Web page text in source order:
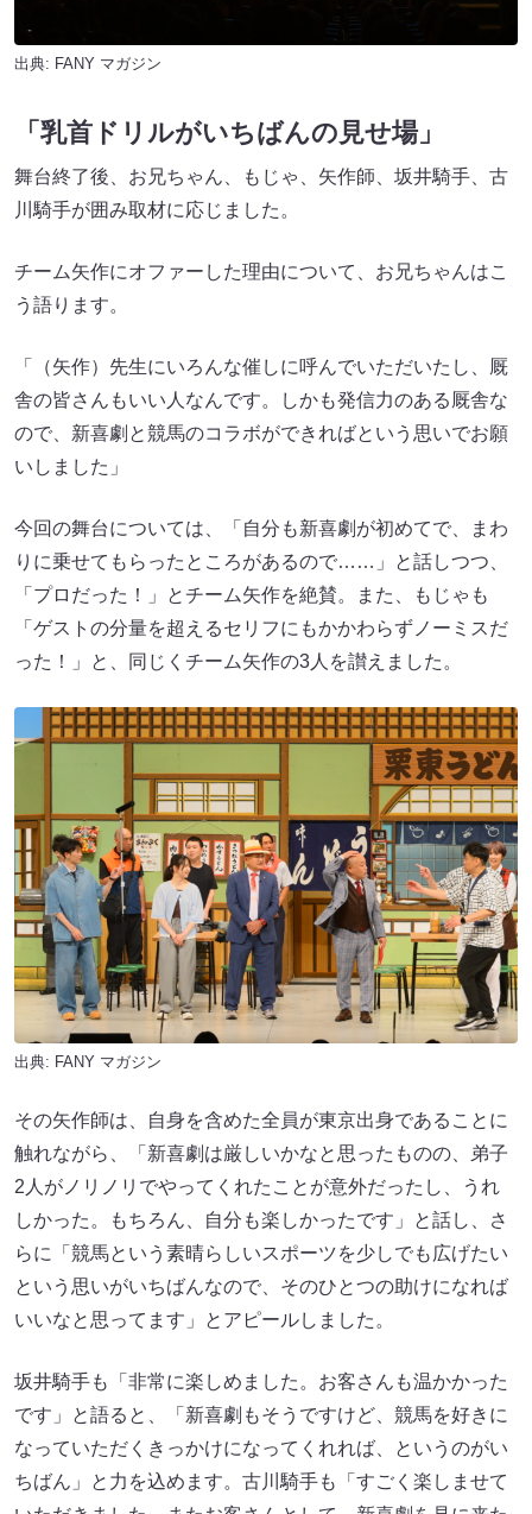
出典: FANY マガジン
「乳首ドリルがいちばんの見せ場」
舞台終了後、お兄ちゃん、もじゃ、矢作師、坂井騎手、古
川騎手が囲み取材に応じました。
チーム矢作にオファーした理由について、お兄ちゃんはこ
う語ります。
「（矢作）先生にいろんな催しに呼んでいただいたし、厩
舎の皆さんもいい人なんです。しかも発信力のある厩舎な
ので、新喜劇と競馬のコラボができればという思いでお願
いしました」
今回の舞台については、「自分も新喜劇が初めてで、まわ
りに乗せてもらったところがあるので……」と話しつつ、
「プロだった！」とチーム矢作を絶賛。また、もじゃも
「ゲストの分量を超えるセリフにもかかわらずノーミスだ
った！」と、同じくチーム矢作の3人を讃えました。
出典: FANY マガジン
その矢作師は、自身を含めた全員が東京出身であることに
触れながら、「新喜劇は厳しいかなと思ったものの、弟子
2人がノリノリでやってくれたことが意外だったし、うれ
しかった。もちろん、自分も楽しかったです」と話し、さ
らに「競馬という素晴らしいスポーツを少しでも広げたい
という思いがいちばんなので、そのひとつの助けになれば
いいなと思ってます」とアピールしました。
坂井騎手も「非常に楽しめました。お客さんも温かかった
です」と語ると、「新喜劇もそうですけど、競馬を好きに
なっていただくきっかけになってくれれば、というのがい
ちばん」と力を込めます。古川騎手も「すごく楽しませて